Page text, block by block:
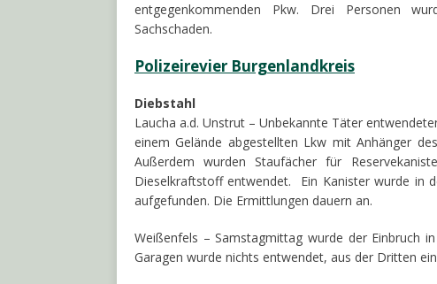
entgegenkommenden Pkw. Drei Personen
Sachschaden.
Polizeirevier Burgenlandkreis
Diebstahl
Laucha a.d. Unstrut – Unbekannte Täter
einem Gelände abgestellten Lkw mit Anhänger
Außerdem wurden Staufächer für
Dieselkraftstoff entwendet. Ein Kanister wurde in
aufgefunden. Die Ermittlungen dauern an.
Weißenfels – Samstagmittag wurde der Einbruch
Garagen wurde nichts entwendet, aus der Dritten